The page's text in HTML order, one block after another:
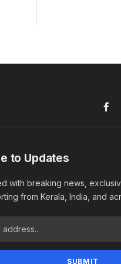
to Updates
with breaking news,
from Kerala, India, and